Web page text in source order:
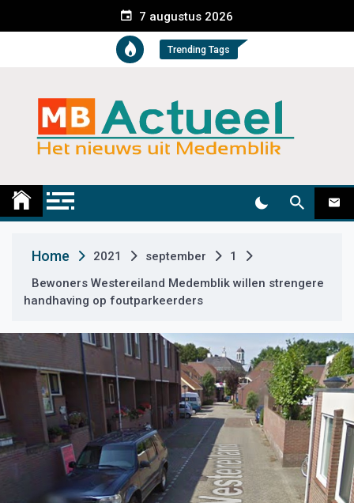
e
t
7 augustus 2026
Trending Tags
Medemblik Actueel
Home 2021 september
1
Bewoners Westereiland Medemblik willen strengere
handhaving op foutparkeerders